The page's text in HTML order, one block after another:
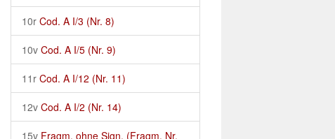
10r Cod. A I/3 (Nr. 8)
10v Cod. A I/5 (Nr. 9)
11r Cod. A I/12 (Nr. 11)
12v Cod. A I/2 (Nr. 14)
15v Fragm. ohne Sign. (Fragm. Nr.